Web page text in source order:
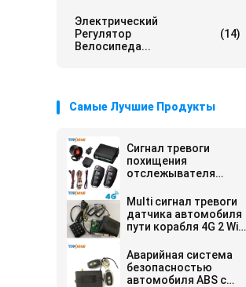
Электрический
Регулятор
Велосипеда...
(14)
Самые Лучшие Продукты
Сигнал тревоги
похищения
отслежывателя
WiFi системы
безопасности
корабля
дистанционного
управления анти-
Multi сигнал тревоги
датчика автомобиля
пути корабля 4G 2 WiFi
отслеживать RFID
GPS
Аварийная система
безопасностью
автомобиля ABS с